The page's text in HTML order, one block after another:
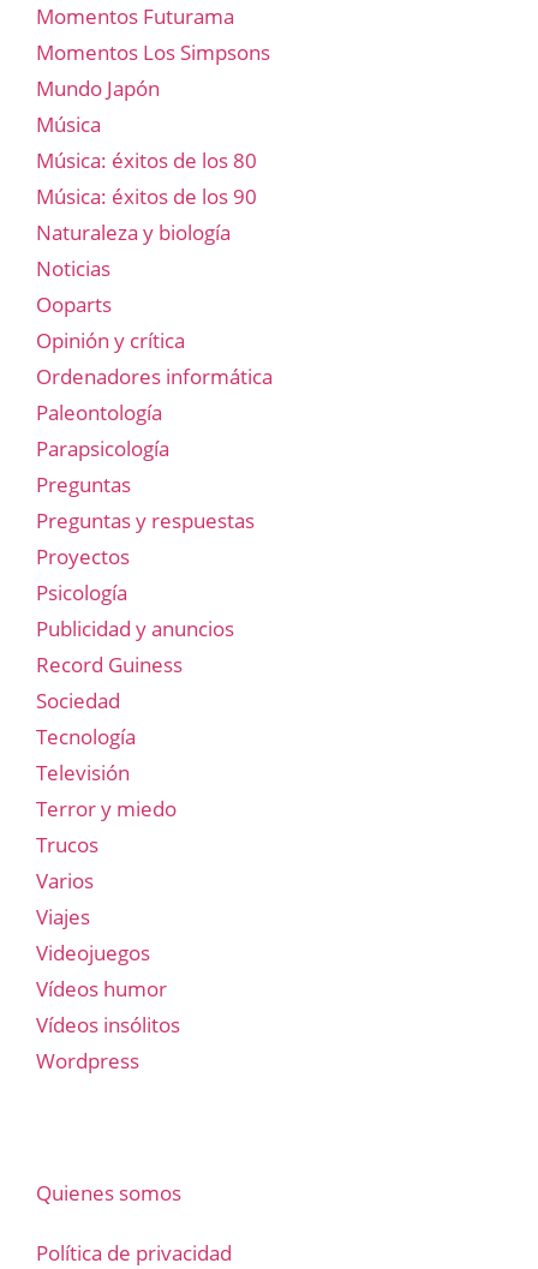
Momentos Futurama
Momentos Los Simpsons
Mundo Japón
Música
Música: éxitos de los 80
Música: éxitos de los 90
Naturaleza y biología
Noticias
Ooparts
Opinión y crítica
Ordenadores informática
Paleontología
Parapsicología
Preguntas
Preguntas y respuestas
Proyectos
Psicología
Publicidad y anuncios
Record Guiness
Sociedad
Tecnología
Televisión
Terror y miedo
Trucos
Varios
Viajes
Videojuegos
Vídeos humor
Vídeos insólitos
Wordpress
Quienes somos
Política de privacidad